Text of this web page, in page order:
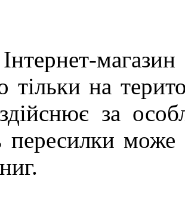
на
за
пересилки може